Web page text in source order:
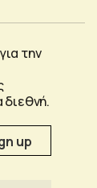
την
διεθνή.